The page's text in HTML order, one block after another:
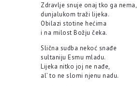
Zdravlje snuje onaj tko ga nema,
dunjalukom traži lijeka.
Obilazi stotine hećima
i na milost Božju čeka.
Slična sudba nekoć snađe
sultaniju Esmu mladu.
Lijeka nitko joj ne nađe,
al’ to ne slomi njenu nadu.